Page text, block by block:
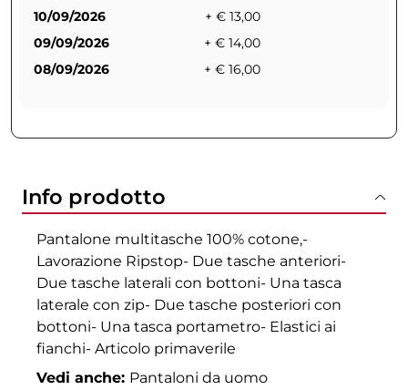
10/09/2026
+ € 13,00
09/09/2026
+ € 14,00
08/09/2026
+ € 16,00
Info prodotto
Pantalone multitasche 100% cotone,-
Lavorazione Ripstop- Due tasche anteriori-
Due tasche laterali con bottoni- Una tasca
laterale con zip- Due tasche posteriori con
bottoni- Una tasca portametro- Elastici ai
fianchi- Articolo primaverile
Vedi anche: Pantaloni da uomo